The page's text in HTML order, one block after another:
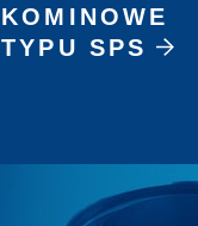
KOMINOWE
TYPU SPS